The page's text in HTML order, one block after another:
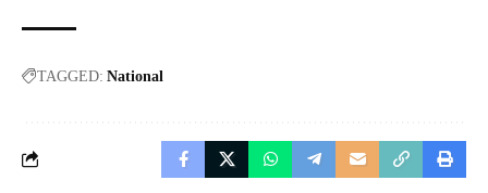
TAGGED: National